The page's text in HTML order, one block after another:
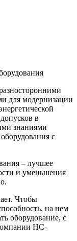
для модернизации
в
знаниями
с
– лучшее
и уменьшения
Чтобы
на нем
оборудование, с
НС-